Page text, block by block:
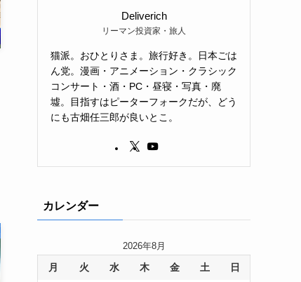
Deliverich
リーマン投資家・旅人
猫派。おひとりさま。旅行好き。日本ごは
ん党。漫画・アニメーション・クラシック
コンサート・酒・PC・昼寝・写真・廃
墟。目指すはピーターフォークだが、どう
にも古畑任三郎が良いとこ。
カレンダー
2026年8月
月 火 水 木 金 土 日